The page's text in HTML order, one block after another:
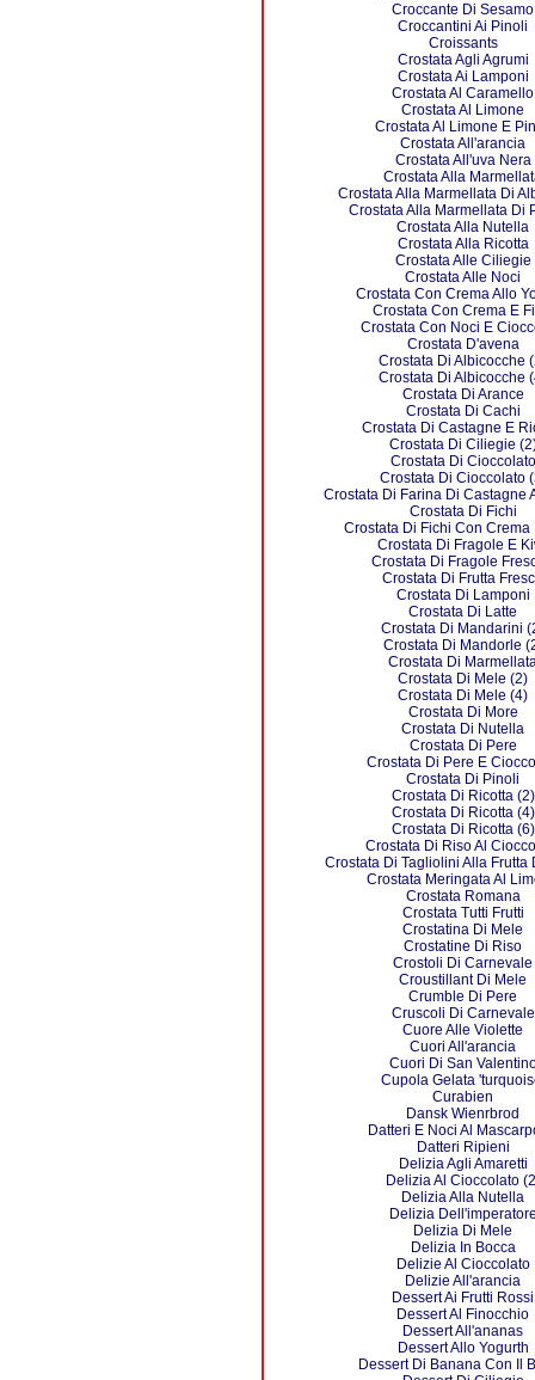
Croccante Di Sesamo
Croccantini Ai Pinoli
Croissants
Crostata Agli Agrumi
Crostata Ai Lamponi
Crostata Al Caramello
Crostata Al Limone
Crostata Al Limone E
Crostata All'arancia
Crostata All'uva Nera
Crostata Alla
Crostata Alla Marmellata Di
Crostata Alla Marmellata Di
Crostata Alla Nutella
Crostata Alla Ricotta
Crostata Alle Ciliegie
Crostata Alle Noci
Crostata Con Crema Allo
Crostata Con Crema E
Crostata Con Noci E
Crostata D'avena
Crostata Di Albicocche
Crostata Di Albicocche
Crostata Di Arance
Crostata Di Cachi
Crostata Di Castagne E
Crostata Di Ciliegie
Crostata Di Cioccolato
Crostata Di Cioccolato
Crostata Di Farina Di Castagne
Crostata Di Fichi
Crostata Di Fichi Con Crema
Crostata Di Fragole E
Crostata Di Fragole
Crostata Di Frutta
Crostata Di Lamponi
Crostata Di Latte
Crostata Di Mandarini
Crostata Di Mandorle
Crostata Di
Crostata Di Mele (2)
Crostata Di Mele (4)
Crostata Di More
Crostata Di Nutella
Crostata Di Pere
Crostata Di Pere E
Crostata Di Pinoli
Crostata Di Ricotta (2)
Crostata Di Ricotta (4)
Crostata Di Ricotta (6)
Crostata Di Riso Al
Crostata Di Tagliolini Alla Frutta
Crostata Meringata Al
Crostata Romana
Crostata Tutti Frutti
Crostatina Di Mele
Crostatine Di Riso
Crostoli Di Carnevale
Croustillant Di Mele
Crumble Di Pere
Cruscoli Di Carnevale
Cuore Alle Violette
Cuori All'arancia
Cuori Di San
Cupola Gelata
Curabien
Dansk Wienrbrod
Datteri E Noci Al
Datteri Ripieni
Delizia Agli Amaretti
Delizia Al Cioccolato
Delizia Alla Nutella
Delizia
Delizia Di Mele
Delizia In Bocca
Delizie Al Cioccolato
Delizie All'arancia
Dessert Ai Frutti Rossi
Dessert Al Finocchio
Dessert All'ananas
Dessert Allo Yogurth
Dessert Di Banana Con Il